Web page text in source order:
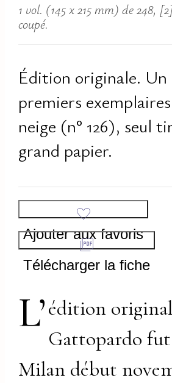
1 vol. (145 x 215 mm) de 248,
coupé.
Édition originale. Un
premiers
neige (n° 126), seul
grand papier.
Ajouter aux favoris
Télécharger la fiche
L’édition
Gattopardo
Milan début